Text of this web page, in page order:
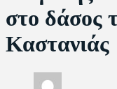
στο δάσος
Καστανιάς